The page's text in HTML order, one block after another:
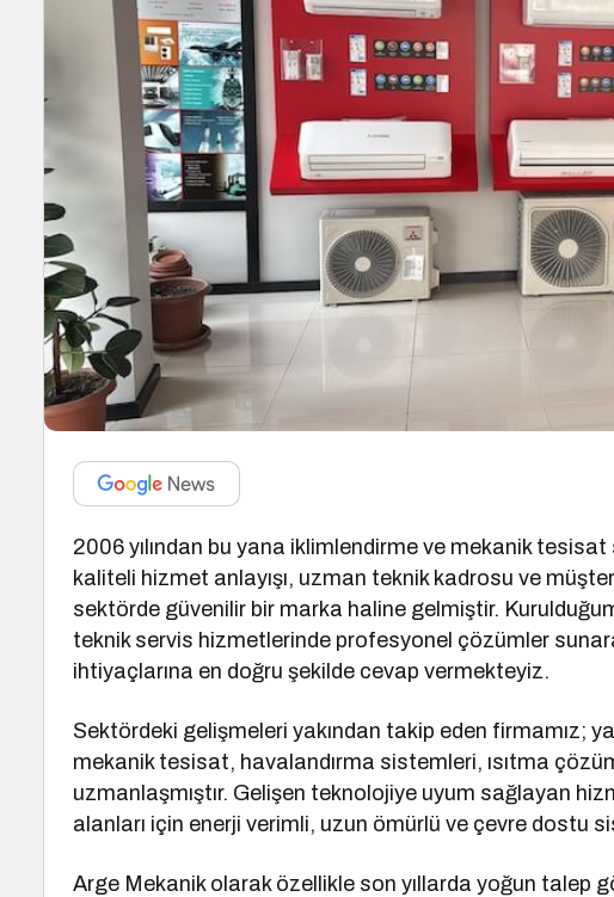
2006 yılından bu yana iklimlendirme ve mekanik
kaliteli hizmet anlayışı, uzman teknik kadrosu ve
sektörde güvenilir bir marka haline gelmiştir.
teknik servis hizmetlerinde profesyonel çözümler
ihtiyaçlarına en doğru şekilde cevap vermekteyiz.
Sektördeki gelişmeleri yakından takip eden firmamız;
mekanik tesisat, havalandırma sistemleri, ısıtma
uzmanlaşmıştır. Gelişen teknolojiye uyum sağlayan
alanları için enerji verimli, uzun ömürlü ve çevre dostu
Arge Mekanik olarak özellikle son yıllarda yoğun talep